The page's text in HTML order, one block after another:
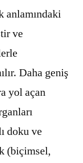
anlamındaki
ve
Daha geniş
yol açan
doku ve
(biçimsel,